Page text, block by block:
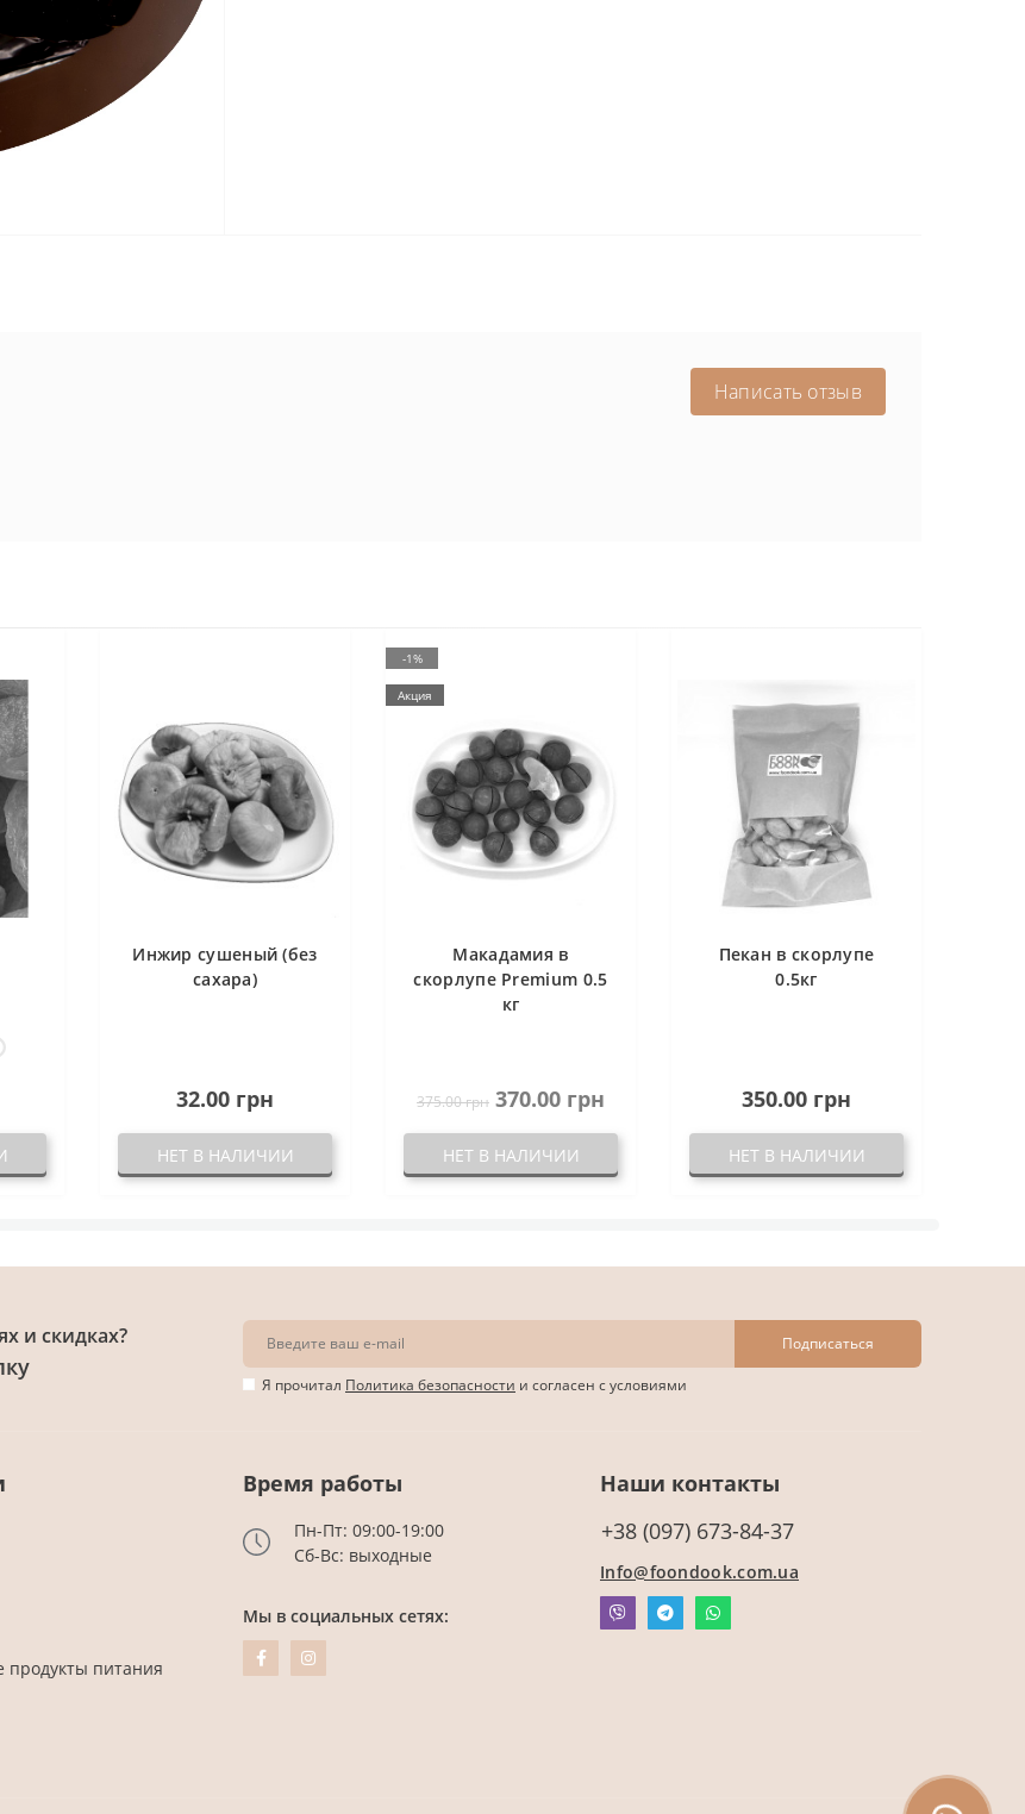
Написать отзыв
Инжир сушеный (без
сахара)
32.00 грн
НЕТ В НАЛИЧИИ
-1%
Акция
Макадамия в
скорлупе Premium 0.5
кг
375.00 грн 370.00 грн
НЕТ В НАЛИЧИИ
Пекан в скорлупе
0.5кг
350.00 грн
НЕТ В НАЛИЧИИ
и скидках? Подписаться
Я прочитал Политика безопасности и согласен с условиями
продукты питания
Время работы
Пн-Пт: 09:00-19:00
Сб-Вс: выходные
Мы в социальных сетях:
Наши контакты
+38 (097) 673-84-37
Info@foondook.com.ua